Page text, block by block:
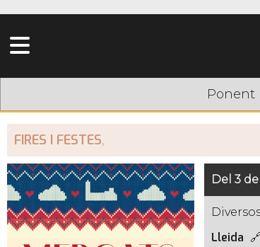
Ponent
FIRES I FESTES,
Del 3
Lleida